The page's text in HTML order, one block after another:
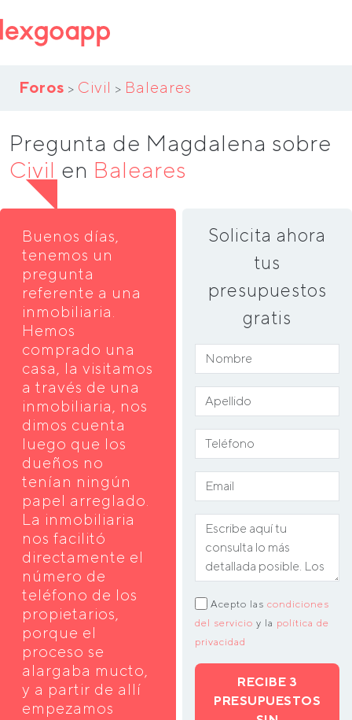
Foros > Civil > Baleares
Pregunta de Magdalena sobre
Civil en Baleares
Buenos días,
tenemos un
pregunta
referente a una
inmobiliaria.
Hemos
comprado una
casa, la visitamos
a través de una
inmobiliaria, nos
dimos cuenta
luego que los
dueños no
tenían ningún
papel arreglado.
La inmobiliaria
nos facilitó
directamente el
número de
teléfono de los
propietarios,
porque el
proceso se
alargaba mucto,
y a partir de allí
empezamos
Solicita ahora
tus
presupuestos
gratis
Acepto las condiciones
del servicio y la política de
privacidad
RECIBE 3
PRESUPUESTOS